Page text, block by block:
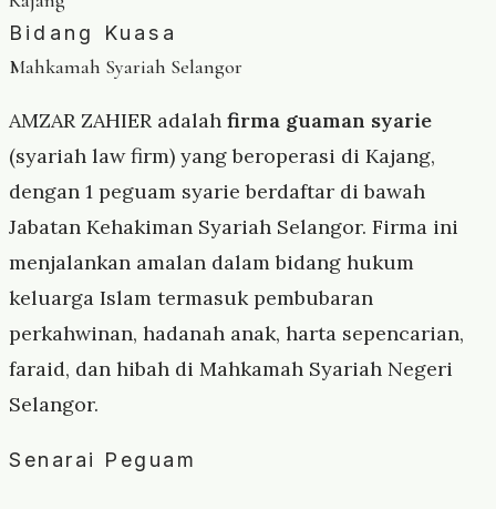
Bidang Kuasa
Mahkamah Syariah Selangor
AMZAR ZAHIER adalah firma guaman syarie
(syariah law firm) yang beroperasi di Kajang,
dengan 1 peguam syarie berdaftar di bawah
Jabatan Kehakiman Syariah Selangor. Firma ini
menjalankan amalan dalam bidang hukum
keluarga Islam termasuk pembubaran
perkahwinan, hadanah anak, harta sepencarian,
faraid, dan hibah di Mahkamah Syariah Negeri
Selangor.
Senarai Peguam